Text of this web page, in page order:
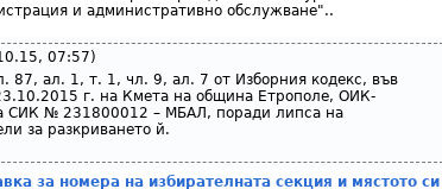
и административно обслужване"..
07:57)
87, ал. 1, т. 1, чл. 9, ал. 7 от Изборния кодекс, във
г. на Кмета на община Етрополе, ОИК-
СИК № 231800012 – МБАЛ, поради липса на
за разкриването й.
за номера на избирателната секция и мястото си